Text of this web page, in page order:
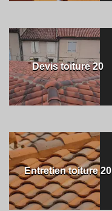
Devis toiture 20
Entretien toiture 20